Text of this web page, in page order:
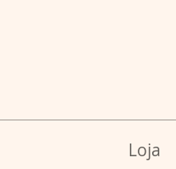
Loja